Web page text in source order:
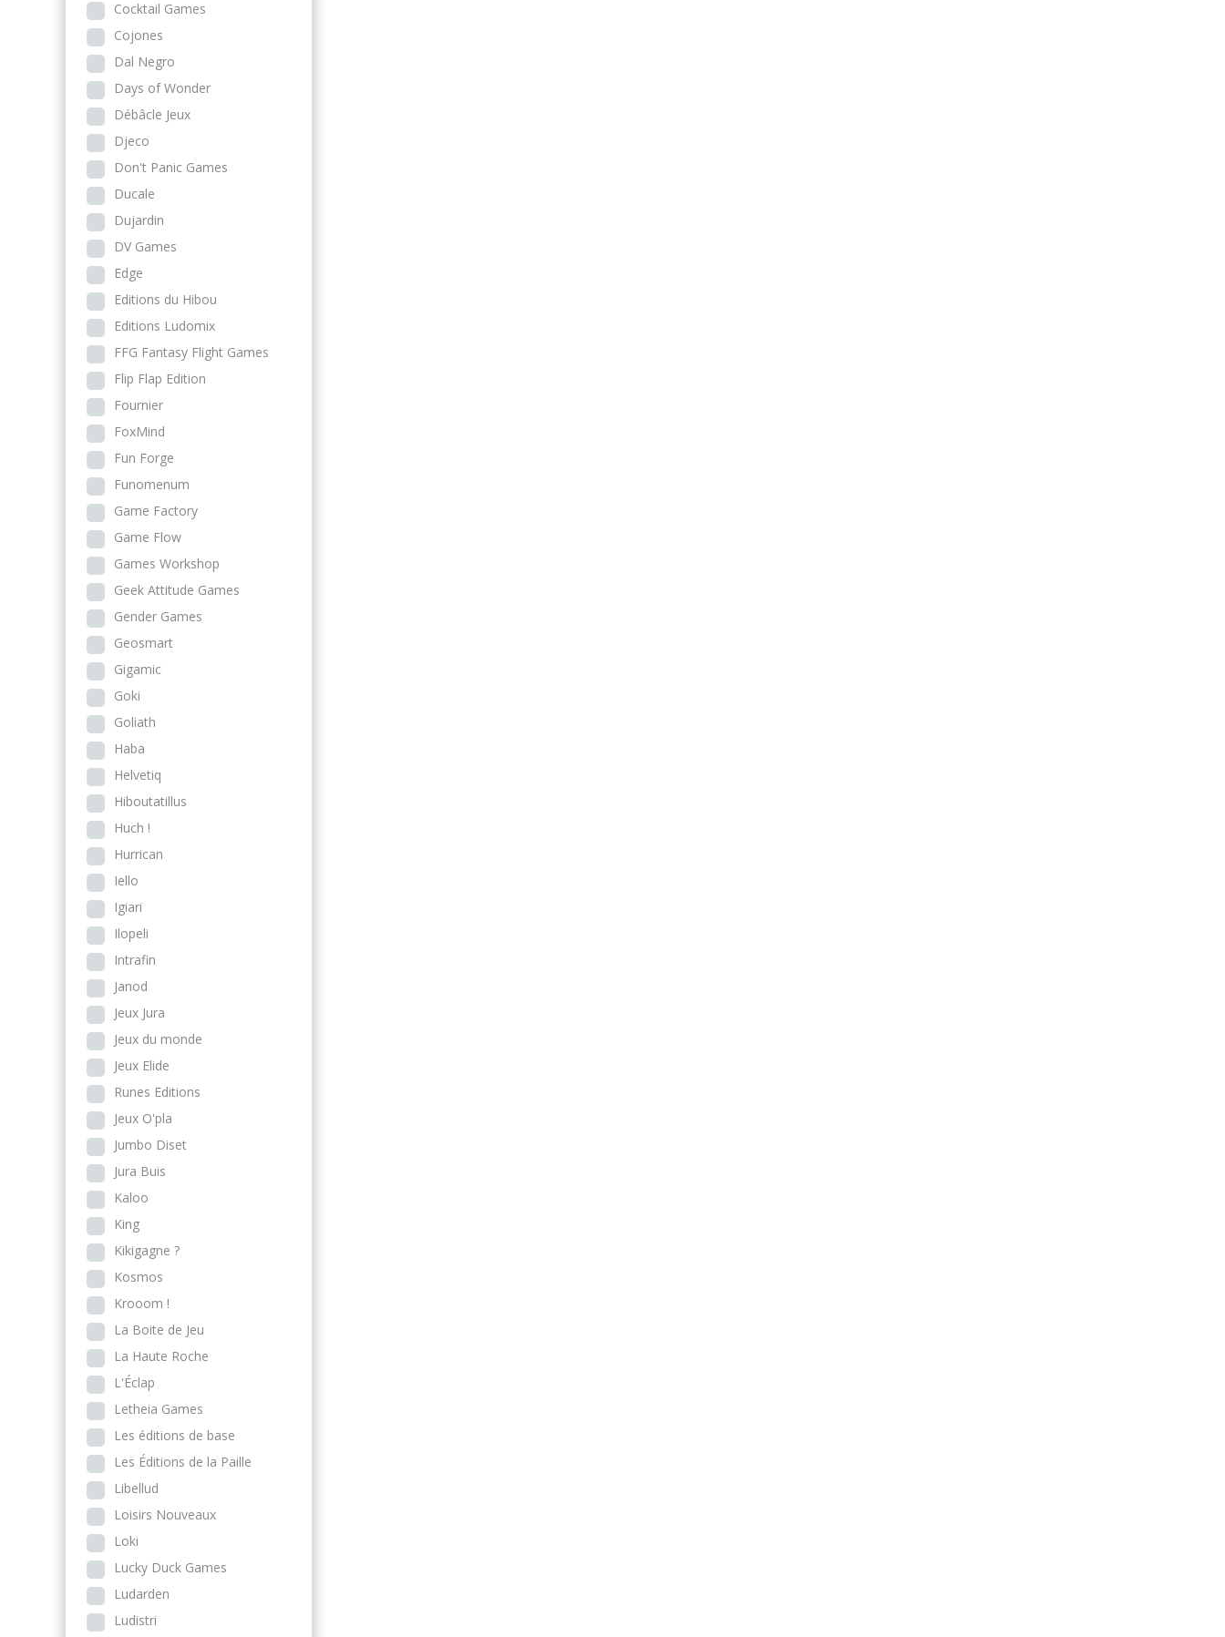
Cocktail Games
Cojones
Dal Negro
Days of Wonder
Débâcle Jeux
Djeco
Don't Panic Games
Ducale
Dujardin
DV Games
Edge
Editions du Hibou
Editions Ludomix
FFG Fantasy Flight Games
Flip Flap Edition
Fournier
FoxMind
Fun Forge
Funomenum
Game Factory
Game Flow
Games Workshop
Geek Attitude Games
Gender Games
Geosmart
Gigamic
Goki
Goliath
Haba
Helvetiq
Hiboutatillus
Huch !
Hurrican
Iello
Igiari
Ilopeli
Intrafin
Janod
Jeux Jura
Jeux du monde
Jeux Elide
Runes Editions
Jeux O'pla
Jumbo Diset
Jura Buis
Kaloo
King
Kikigagne ?
Kosmos
Krooom !
La Boite de Jeu
La Haute Roche
L'Éclap
Letheia Games
Les éditions de base
Les Éditions de la Paille
Libellud
Loisirs Nouveaux
Loki
Lucky Duck Games
Ludarden
Ludistri